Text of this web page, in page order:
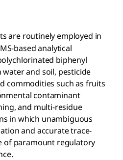
are routinely employed in
based analytical
biphenyl
and soil, pesticide
commodities such as fruits
contaminant
and multi-residue
in which unambiguous
and accurate trace-
of paramount regulatory